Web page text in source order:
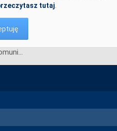
tutaj
Komunikat dotyczący prawa do rekompensaty za redysponowanie nierynkowe instalacji FW w dniu 17 października 2024 roku